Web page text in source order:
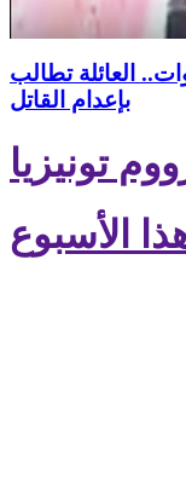
جنازة طفل الـ4 سنوات.. العائلة تطالب
بإعدام القاتل
تونيزيا
الأسبوع